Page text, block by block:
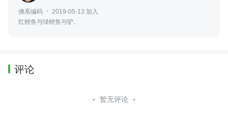
佛系编码
2019-05-13 加入
红鲤鱼与绿鲤鱼与驴。
评论
暂无评论